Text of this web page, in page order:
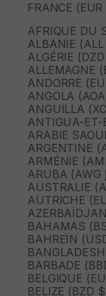
FRANCE (EUR
AFRIQUE DU
ALBANIE (ALL
ALLEMAGNE
ANDORRE
ANGOLA
ANGUILLA
ANTIGUA-ET-
ARGENTINE
ARMÉNIE
ARUBA (AWG
AUSTRALIE
AUTRICHE
BAHAMAS
BAHREÏN
BARBADE
BELGIQUE
BELIZE (BZD